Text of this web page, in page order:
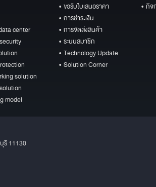
center
solution
model
• ขอรับใบเสนอราคา
• การชำระเงิน
• การจัดส่งสินค้า
• ระบบสมาชิก
• Technology Update
• Solution Corner
• กิจ
รี 11130